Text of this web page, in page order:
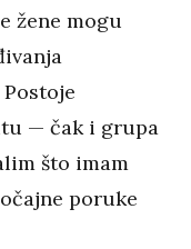
žene mogu
— čak i grupa
što imam
poruke